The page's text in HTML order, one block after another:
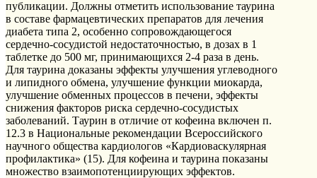
публикации. Должны отметить использование таурина
в составе фармацевтических препаратов для лечения
диабета типа 2, особенно сопровождающегося
сердечно-сосудистой недостаточностью, в дозах в 1
таблетке до 500 мг, принимающихся 2-4 раза в день.
Для таурина доказаны эффекты улучшения углеводного
и липидного обмена, улучшение функции миокарда,
улучшение обменных процессов в печени, эффекты
снижения факторов риска сердечно-сосудистых
заболеваний. Таурин в отличие от кофеина включен п.
12.3 в Национальные рекомендации Всероссийского
научного общества кардиологов «Кардиоваскулярная
профилактика» (15). Для кофеина и таурина показаны
множество взаимопотенциирующих эффектов.